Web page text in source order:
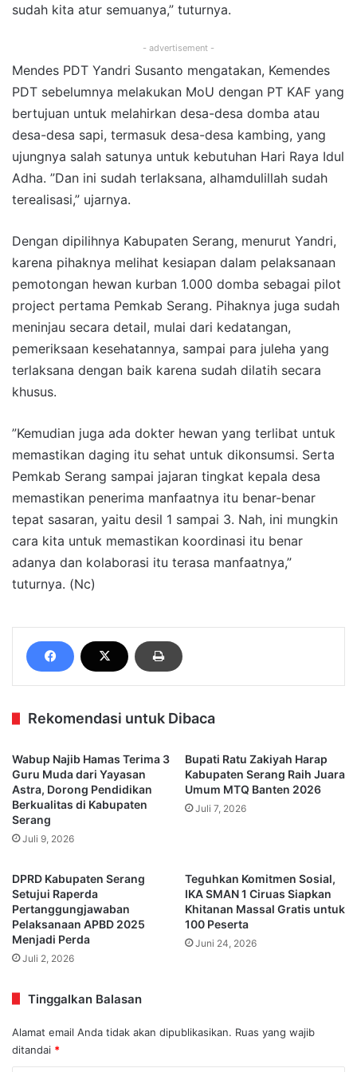
sudah kita atur semuanya,” tuturnya.
- advertisement -
Mendes PDT Yandri Susanto mengatakan, Kemendes
PDT sebelumnya melakukan MoU dengan PT KAF yang
bertujuan untuk melahirkan desa-desa domba atau
desa-desa sapi, termasuk desa-desa kambing, yang
ujungnya salah satunya untuk kebutuhan Hari Raya Idul
Adha. ”Dan ini sudah terlaksana, alhamdulillah sudah
terealisasi,” ujarnya.
Dengan dipilihnya Kabupaten Serang, menurut Yandri,
karena pihaknya melihat kesiapan dalam pelaksanaan
pemotongan hewan kurban 1.000 domba sebagai pilot
project pertama Pemkab Serang. Pihaknya juga sudah
meninjau secara detail, mulai dari kedatangan,
pemeriksaan kesehatannya, sampai para juleha yang
terlaksana dengan baik karena sudah dilatih secara
khusus.
”Kemudian juga ada dokter hewan yang terlibat untuk
memastikan daging itu sehat untuk dikonsumsi. Serta
Pemkab Serang sampai jajaran tingkat kepala desa
memastikan penerima manfaatnya itu benar-benar
tepat sasaran, yaitu desil 1 sampai 3. Nah, ini mungkin
cara kita untuk memastikan koordinasi itu benar
adanya dan kolaborasi itu terasa manfaatnya,”
tuturnya. (Nc)
Rekomendasi untuk Dibaca
Wabup Najib Hamas Terima 3
Guru Muda dari Yayasan
Astra, Dorong Pendidikan
Berkualitas di Kabupaten
Serang
Juli 9, 2026
Bupati Ratu Zakiyah Harap
Kabupaten Serang Raih Juara
Umum MTQ Banten 2026
Juli 7, 2026
DPRD Kabupaten Serang
Setujui Raperda
Pertanggungjawaban
Pelaksanaan APBD 2025
Menjadi Perda
Juli 2, 2026
Teguhkan Komitmen Sosial,
IKA SMAN 1 Ciruas Siapkan
Khitanan Massal Gratis untuk
100 Peserta
Juni 24, 2026
Tinggalkan Balasan
Alamat email Anda tidak akan dipublikasikan. Ruas yang wajib
ditandai *